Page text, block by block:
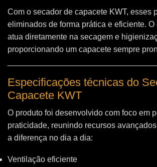
Com o secador de capacete KWT, esses
eliminados de forma prática e eficiente.
atua diretamente na secagem e
proporcionando um capacete sempre
Especificações técnicas do
Capacete KWT
O produto foi desenvolvido com foco em
praticidade, reunindo recursos
a diferença no dia a dia:
Ventilação eficiente